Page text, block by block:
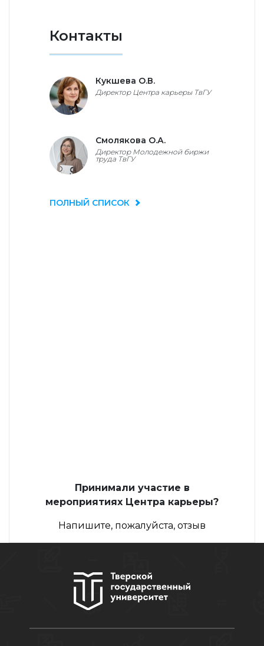
Контакты
Кукшева О.В.
Директор Центра карьеры ТвГУ
Смолякова О.А.
Директор Молодежной биржи
труда ТвГУ
ПОЛНЫЙ СПИСОК
Принимали участие в
мероприятиях Центра карьеры?
Напишите, пожалуйста, отзыв